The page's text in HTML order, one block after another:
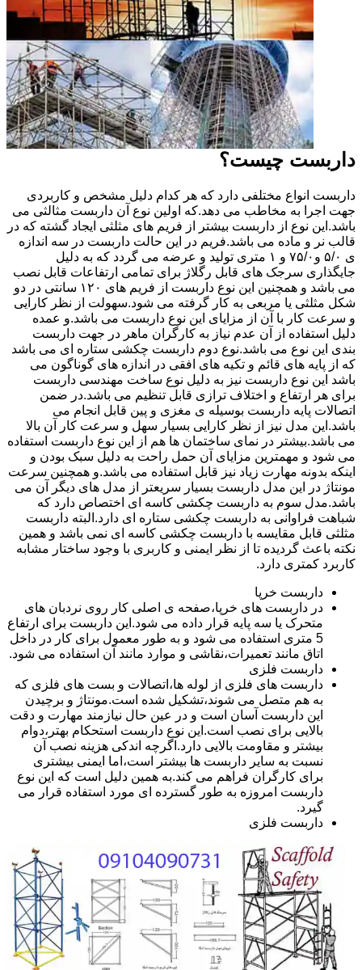
داربست چیست؟
داربست انواع مختلفی دارد که هر کدام دلیل مشخص و کاربردی
جهت اجرا به مخاطب می دهد.که اولین نوع آن داربست مثالثی می
باشد.این نوع از داربست بیشتر از فریم های مثلثی ایجاد گشته که در
قالب نر و ماده می باشد.فریم در این حالت داربست در سه اندازه
ی ۵/۰ و۷۵/۰ و ۱ متری تولید و عرضه می گردد که به دلیل
جایگذاری سرجک های قابل رگلاژ برای تمامی ارتفاعات قابل نصب
می باشد و همچنین این نوع داربست از فریم های ۱۲۰ سانتی در دو
شکل مثلثی یا مربعی به کار گرفته می شود.سهولت از نظر کارایی
و سرعت کار با آن از مزایای این نوع داربست می باشد.و عمده
دلیل استفاده از آن عدم نیاز به کارگران ماهر در جهت داربست
بندی این نوع می باشد.نوع دوم داربست چکشی ستاره ای می باشد
که از پایه های قائم و تکیه های افقی در اندازه های گوناگون می
باشد این نوع داربست نیز به دلیل نوع ساخت مهندسی داربست
برای هر ارتفاع و اختلاف ترازی قابل تنظیم می باشد.در ضمن
اتصالات پایه داربست بوسیله ی مغزی و پین قابل انجام می
باشد.این مدل نیز از نظر کارایی بسیار سهل و سرعت کار آن بالا
می باشد.بیشتر در نمای ساختمان ها هم از این نوع داربست استفاده
می شود و مهمترین مزایای آن حمل راحت به دلیل سبک بودن و
اینکه بدونه مهارت زیاد نیز قابل استفاده می باشد.و همچنین سرعت
مونتاژ در این مدل داربست بسیار سریعتر از مدل های دیگر آن می
باشد.مدل سوم به داربست چکشی کاسه ای اختصاص دارد که
شباهت فراوانی به داربست چکشی ستاره ای دارد.البته داربست
مثلثی قابل مقایسه با داربست چکشی کاسه ای نمی باشد و همین
نکته باعث گردیده تا از نظر ایمنی و کاربری با وجود ساختار مشابه
کاربرد کمتری دارد.
داربست خرپا
در داربست های خرپا،صفحه ی اصلی کار روی نردبان های
متحرک یا سه پایه قرار داده می شود.این داربست برای ارتفاع
5 متری استفاده می شود و به طور معمول برای کار در داخل
اتاق مانند تعمیرات،نقاشی و موارد مانند آن استفاده می شود.
داربست فلزی
داربست های فلزی از لوله ها،اتصالات و بست های فلزی که
به هم متصل می شوند،تشکیل شده است.مونتاژ و برچیدن
این داربست آسان است و در عین حال نیازمند مهارت و دقت
بالایی برای نصب است.این نوع داربست استحکام بهتر،دوام
بیشتر و مقاومت بالایی دارد.اگرچه اندکی هزینه نصب آن
نسبت به سایر داربست ها بیشتر است،اما ایمنی بیشتری
برای کارگران فراهم می کند.به همین دلیل است که این نوع
داربست امروزه به طور گسترده ای مورد استفاده قرار می
گیرد.
داربست فلزی